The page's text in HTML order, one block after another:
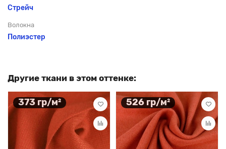
Стрейч
Волокна
Полиэстер
Другие ткани в этом оттенке:
373 гр/м² 526 гр/м²